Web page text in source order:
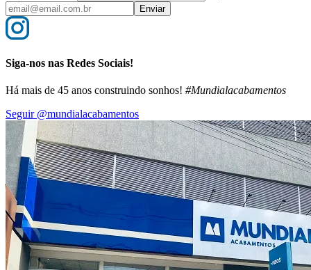
Enviar
Siga-nos nas Redes Sociais!
Há mais de 45 anos construindo sonhos! #Mundialacabamentos
Seguir @mundialacabamentos